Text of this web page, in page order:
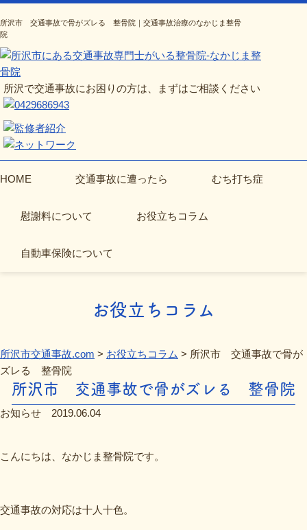
所沢市 交通事故で骨がズレる 整骨院｜交通事故治療のなかじま整骨
院
所沢で交通事故にお困りの方は、まずはご相談ください
HOME 交通事故に遭ったら むち打ち症
慰謝料について お役立ちコラム
自動車保険について
お役立ちコラム
所沢市交通事故.com > お役立ちコラム > 所沢市 交通事故で骨が
ズレる 整骨院
所沢市 交通事故で骨がズレる 整骨院
お知らせ 2019.06.04
こんにちは、なかじま整骨院です。
交通事故の対応は十人十色。